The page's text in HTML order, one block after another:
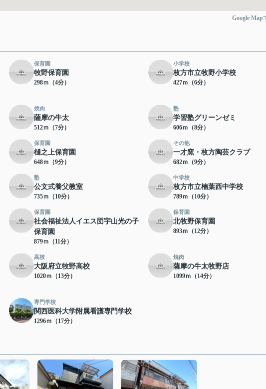
Google Map
保育園
牧野保育園
298ｍ（4分）
小学校
枚方市立牧野小学校
427ｍ（6分）
焼肉
薩摩の牛太
512ｍ（7分）
塾
学習塾グリーンゼミ
606ｍ（8分）
保育園
樋之上保育園
648ｍ（9分）
その他
一才窯・枚方陶芸クラブ
682ｍ（9分）
塾
公文式養父教室
735ｍ（10分）
中学校
枚方市立楠葉西中学校
789ｍ（10分）
保育園
社会福祉法人イエス団宇山光の子
保育園
879ｍ（11分）
保育園
北牧野保育園
893ｍ（12分）
高校
大阪府立牧野高校
1020ｍ（13分）
焼肉
薩摩の牛太牧野店
1099ｍ（14分）
専門学校
関西医科大学附属看護専門学校
1296ｍ（17分）